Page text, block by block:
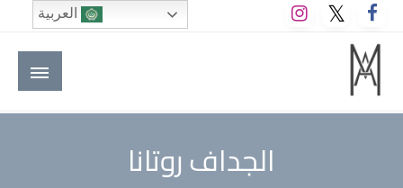
التخطي
إلى
المحتوى
M A hotels | إم ايه هوتيلز
الموقع الأول للعاملين في الفنادق في العالم العربي
الجداف روتانا
العربية